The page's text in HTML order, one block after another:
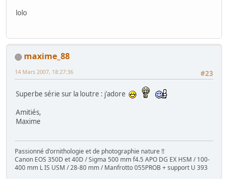
lolo
maxime_88
#23
14 Mars 2007, 18:27:36
Superbe série sur la loutre : j'adore
Amitiés,
Maxime
Passionné d'ornithologie et de photographie nature !!
Canon EOS 350D et 40D / Sigma 500 mm f4.5 APO DG EX HSM / 100-
400 mm L IS USM / 28-80 mm / Manfrotto 055PROB + support U 393